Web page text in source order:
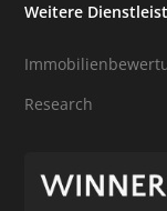
Weitere
Research